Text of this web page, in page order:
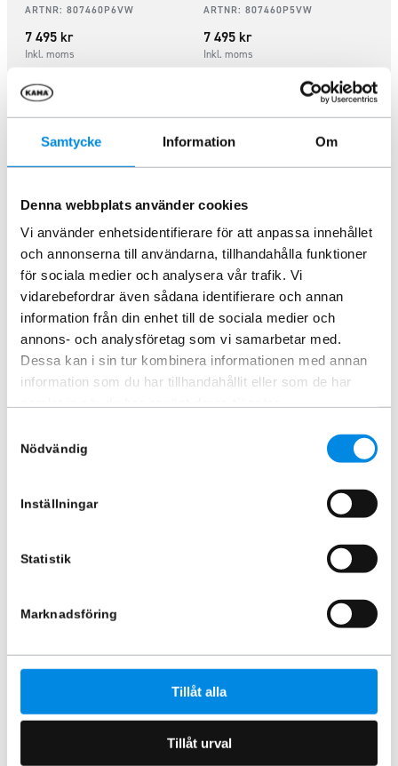
Samtycke Information Om
Denna webbplats använder cookies
Vi använder enhetsidentifierare för att anpassa innehållet
och annonserna till användarna, tillhandahålla funktioner
för sociala medier och analysera vår trafik. Vi
vidarebefordrar även sådana identifierare och annan
information från din enhet till de sociala medier och
annons- och analysföretag som vi samarbetar med.
Dessa kan i sin tur kombinera informationen med annan
information som du har tillhandahållit eller som de har
Nödvändig
Inställningar
Statistik
Marknadsföring
Tillåt alla
Tillåt urval
ARTNR: 807460P6VW
7 495 kr
Inkl. moms
Lägg i varukorg
ARTNR: 807460P5VW
7 495 kr
Inkl. moms
Lägg i varukorg
Sidorör Svart L2 LED VW
Transporter T7 2025+
ARTNR:807460P8VW
Lägg i varukorg
Sidorör Svarta L2 VW
Transporter T7 2025+
ARTNR: 807460P4VW
Sidorör L2 VW Transporter T7